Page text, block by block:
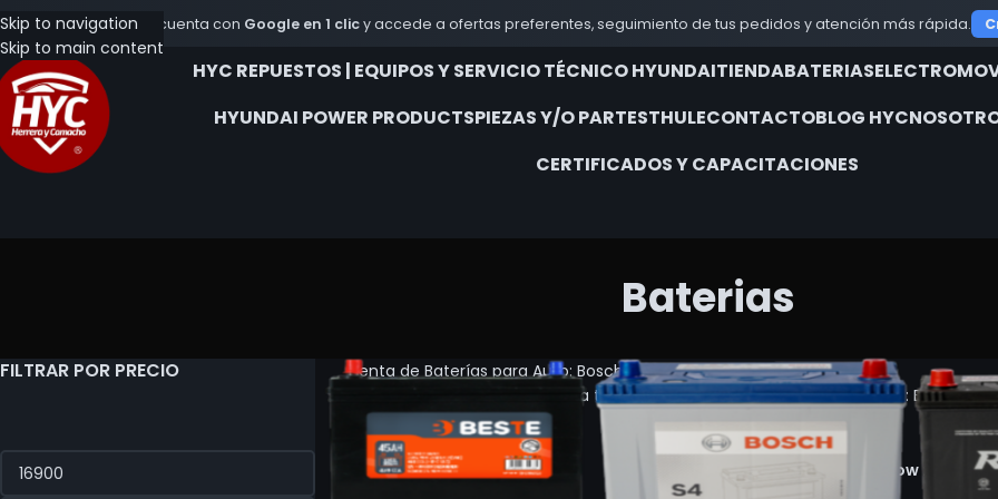
Crea tu cuenta con Google en 1 clicy accede a ofertas preferentes, seguimiento de tus pedidos y atención más rápida.
Skip to navigation
Skip to main content
HYC REPUESTOS | EQUIPOS Y SERVICIO TÉCNICO HYUNDAITIENDABATERIAS
HYUNDAI POWER PRODUCTSPIEZAS Y/O PARTESTHULECONTACTOBLOG HYC
CERTIFICADOS Y CAPACITACIONES
Baterias
FILTRAR POR PRECIO
Venta de Baterías para Auto: Bosch, Beste y Rocket | HYCR REPUESTOS
Encuentra la batería ideal para tu vehículo. Distribuimos marcas líderes: Bosch,
seguro. ¡Cotiza aquí!
Inicio Baterias Show 12